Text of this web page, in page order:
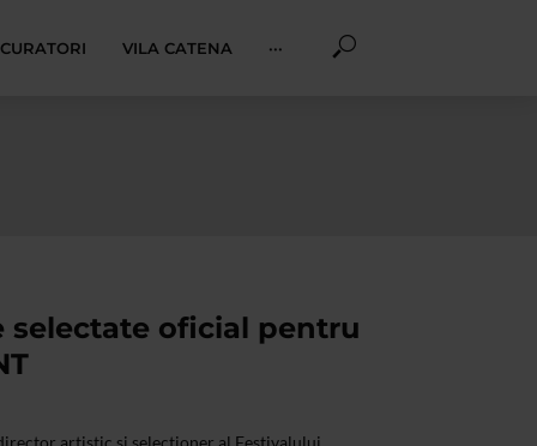
VILA CATENA ···
selectate oficial pentru
artistic si selectioner al Festivalului